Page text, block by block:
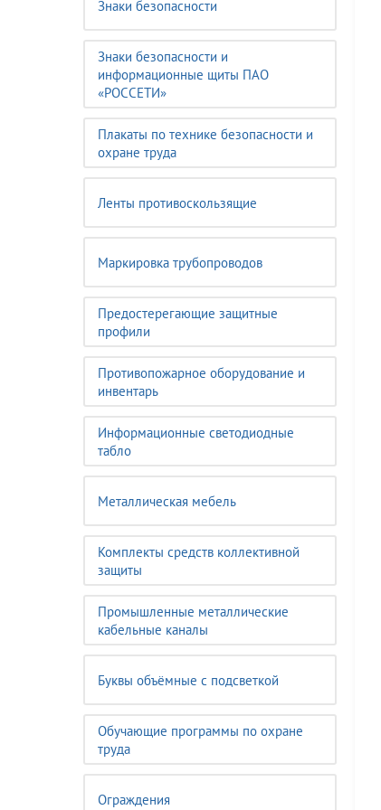
Знаки безопасности
Знаки безопасности и
информационные щиты ПАО
«РОССЕТИ»
Плакаты по технике безопасности и
охране труда
Ленты противоскользящие
Маркировка трубопроводов
Предостерегающие защитные
профили
Противопожарное оборудование и
инвентарь
Информационные светодиодные
табло
Металлическая мебель
Комплекты средств коллективной
защиты
Промышленные металлические
кабельные каналы
Буквы объёмные с подсветкой
Обучающие программы по охране
труда
Ограждения